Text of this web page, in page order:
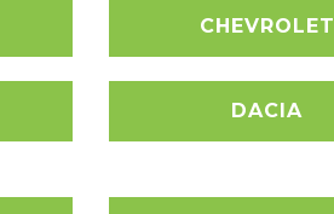
CHEVROLET
DACIA